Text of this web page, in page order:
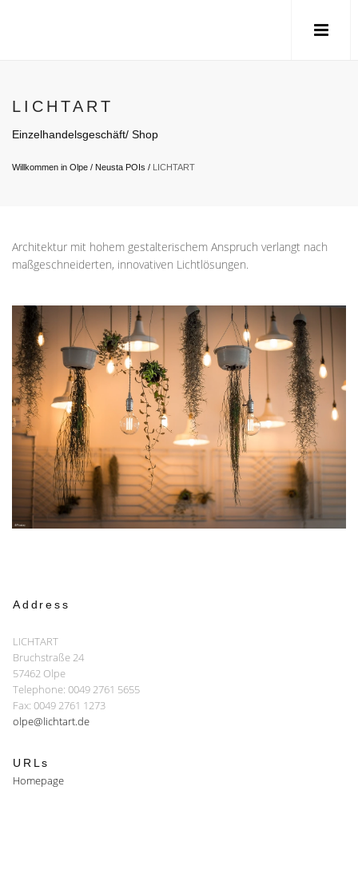
LICHTART
Einzelhandelsgeschäft/ Shop
Willkommen in Olpe / Neusta POIs / LICHTART
Architektur mit hohem gestalterischem Anspruch verlangt nach
maßgeschneiderten, innovativen Lichtlösungen.
Address
LICHTART
Bruchstraße 24
57462 Olpe
Telephone: 0049 2761 5655
Fax: 0049 2761 1273
olpe@lichtart.de
URLs
Homepage